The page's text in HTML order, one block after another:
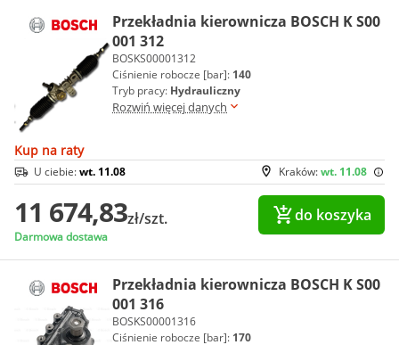
Przekładnia kierownicza BOSCH K S00
001 312
BOSKS00001312
Ciśnienie robocze [bar]: 140
Tryb pracy: Hydrauliczny
Rozwiń więcej danych
Kup na raty
Kraków:wt. 11.08
U ciebie:wt. 11.08
11 674,83zł/szt.
Darmowa dostawa
do koszyka
Przekładnia kierownicza BOSCH K S00
001 316
BOSKS00001316
Ciśnienie robocze [bar]: 170